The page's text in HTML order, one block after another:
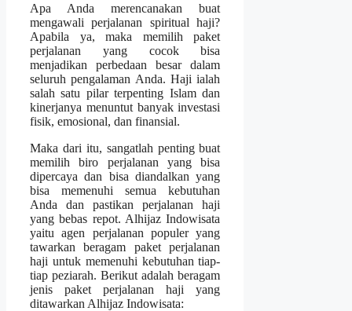
Apa Anda merencanakan buat
mengawali perjalanan spiritual haji?
Apabila ya, maka memilih paket
perjalanan yang cocok bisa
menjadikan perbedaan besar dalam
seluruh pengalaman Anda. Haji ialah
salah satu pilar terpenting Islam dan
kinerjanya menuntut banyak investasi
fisik, emosional, dan finansial.
Maka dari itu, sangatlah penting buat
memilih biro perjalanan yang bisa
dipercaya dan bisa diandalkan yang
bisa memenuhi semua kebutuhan
Anda dan pastikan perjalanan haji
yang bebas repot. Alhijaz Indowisata
yaitu agen perjalanan populer yang
tawarkan beragam paket perjalanan
haji untuk memenuhi kebutuhan tiap-
tiap peziarah. Berikut adalah beragam
jenis paket perjalanan haji yang
ditawarkan Alhijaz Indowisata: